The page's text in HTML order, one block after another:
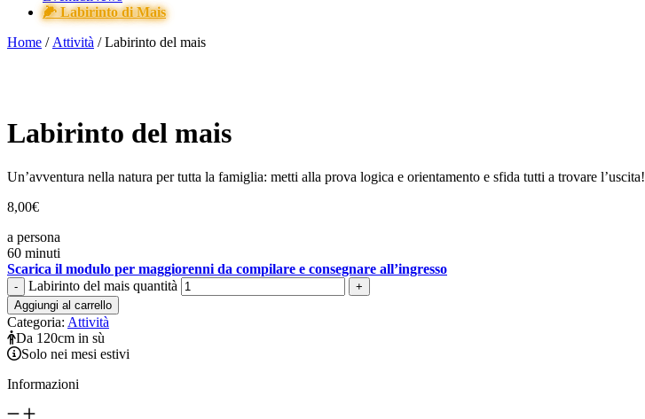
🌽 Labirinto di Mais
Home / Attività / Labirinto del mais
Labirinto del mais
Un’avventura nella natura per tutta la famiglia: metti alla prova logica e orientamento e sfida tutti a trovare l’uscita!
8,00€
a persona
60 minuti
Scarica il modulo per maggiorenni da compilare e consegnare all’ingresso
- Labirinto del mais quantità
+
Aggiungi al carrello
Categoria: Attività
Da 120cm in sù
Solo nei mesi estivi
Informazioni